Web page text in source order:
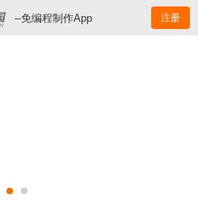
--免编程制作App 注册